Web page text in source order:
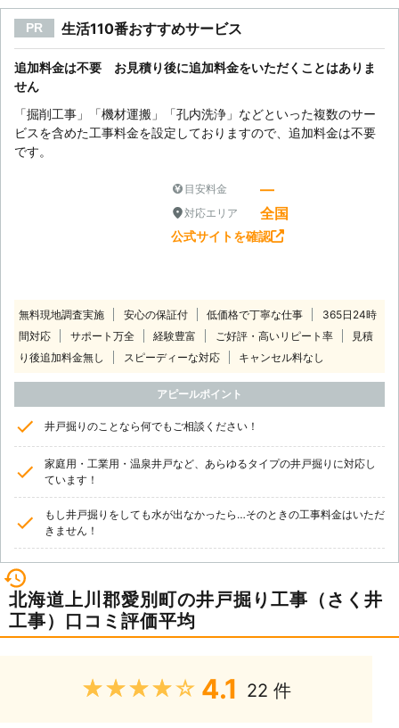
PR 生活110番おすすめサービス
追加料金は不要 お見積り後に追加料金をいただくことはありま
せん
「掘削工事」「機材運搬」「孔内洗浄」などといった複数のサー
ビスを含めた工事料金を設定しておりますので、追加料金は不要
です。
目安料金 ―
対応エリア 全国
公式サイトを確認
無料現地調査実施 安心の保証付 低価格で丁寧な仕事
365日24時
間対応
サポート万全 経験豊富 ご好評・高いリピート率
見積
り後追加料金無し
スピーディーな対応 キャンセル料なし
アピールポイント
井戸掘りのことなら何でもご相談ください！
家庭用・工業用・温泉井戸など、あらゆるタイプの井戸掘りに対応し
ています！
もし井戸掘りをしても水が出なかったら…そのときの工事料金はいただ
きません！
北海道上川郡愛別町の井戸掘り工事（さく井
工事）口コミ評価平均
★★★★★ 4.1 22 件